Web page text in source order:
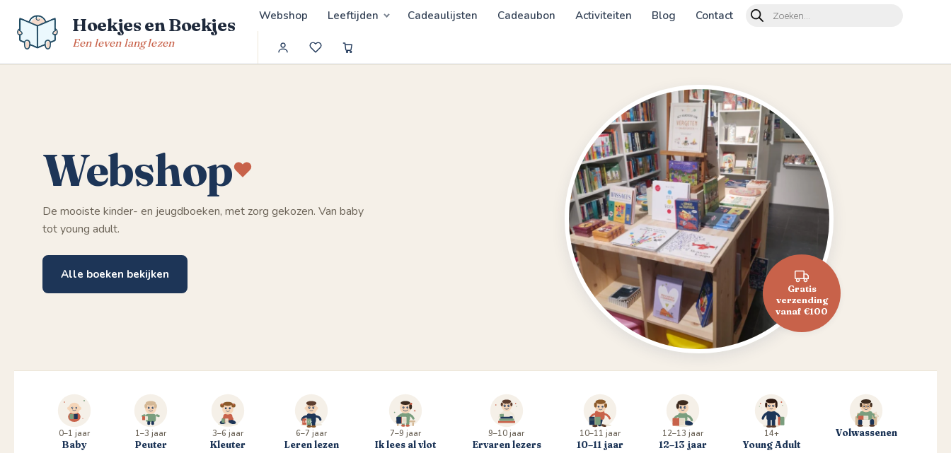
naar
inhoud
Hoekjes en Boekjes
Een leven lang lezen
Webshop Leeftijden Cadeaulijsten Cadeaubon Activiteiten Blog Contact
Products
search
Webshop
De mooiste kinder- en jeugdboeken, met zorg gekozen. Van baby
tot young adult.
Alle boeken bekijken
Gratis
verzending
vanaf €100
0–1 jaar
Baby
1–3 jaar
Peuter
3–6 jaar
Kleuter
6–7 jaar
Leren lezen
7–9 jaar
Ik lees al vlot
9–10 jaar
Ervaren lezers
10–11 jaar
10–11 jaar
12–13 jaar
12–13 jaar
14+
Young Adult
Volwassenen